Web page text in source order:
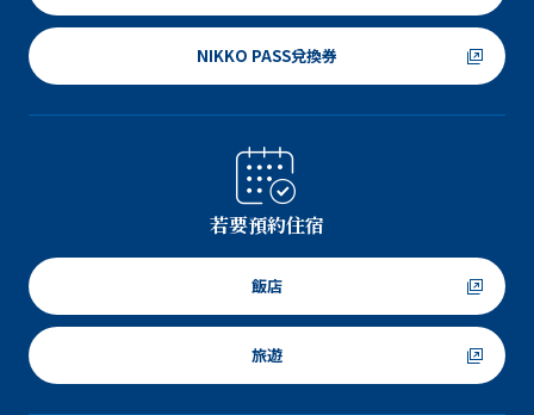
NIKKO PASS兌換券
若要預約住宿
飯店
旅遊